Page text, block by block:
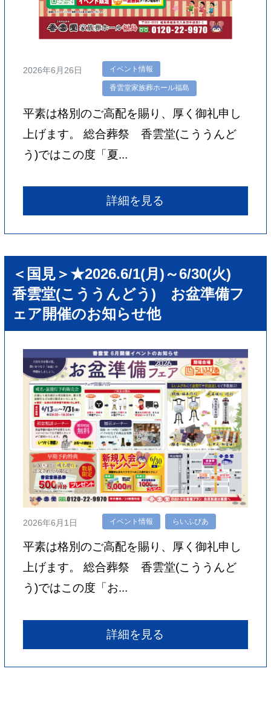
2026年6月26日 イベント情報
香雲堂家族葬ホール福島
平素は格別のご高配を賜り、厚く御礼申し
上げます。 総合葬祭 香雲堂(こううんど
う)ではこの度「夏...
詳細を見る
＜国見＞★2026.6/1(月)～6/30(火)
香雲堂(こううんどう) お盆準備フ
ェア開催のお知らせ他
2026年6月1日 イベント情報 らいふぴあ
平素は格別のご高配を賜り、厚く御礼申し
上げます。 総合葬祭 香雲堂(こううんど
う)ではこの度「お...
詳細を見る